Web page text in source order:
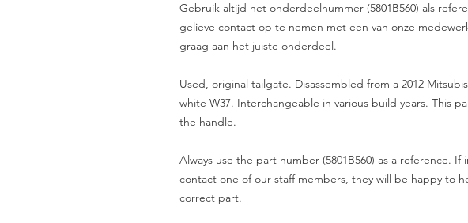
Gebruik altijd het onderdeelnummer (5801B560) als
gelieve contact op te nemen met een van onze
graag aan het juiste onderdeel.
Used, original tailgate. Disassembled from a 2012
white W37. Interchangeable in various build years. This
the handle.
Always use the part number (5801B560) as a reference. If
contact one of our staff members, they will be happy to
correct part.